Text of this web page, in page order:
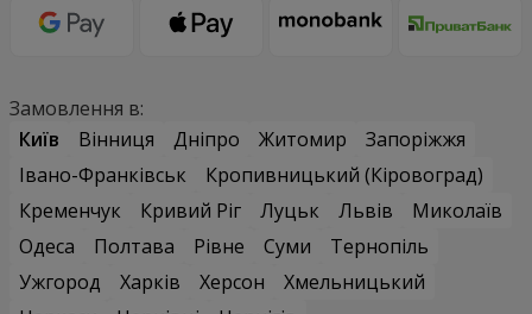
Замовлення в:
Київ
Вінниця Дніпро Житомир
Запоріжжя
Івано-Франківськ
Кропивницький (Кіровоград)
Кременчук
Кривий Ріг Луцьк Львів
Миколаїв
Одеса
Полтава Рівне Суми
Тернопіль
Ужгород
Харків Херсон
Хмельницький